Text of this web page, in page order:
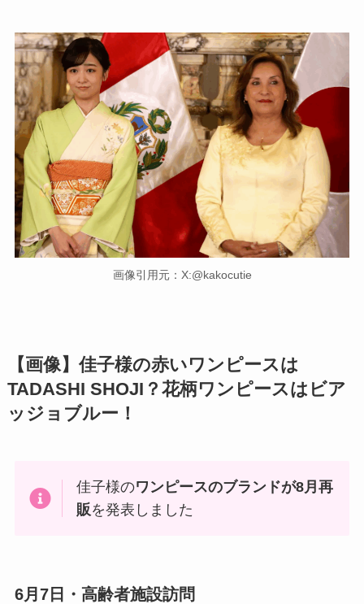
画像引用元：X:@kakocutie
【画像】佳子様の赤いワンピースは
TADASHI SHOJI？花柄ワンピースはビア
ッジョブルー！
佳子様のワンピースのブランドが8月再
販を発表しました
6月7日・高齢者施設訪問